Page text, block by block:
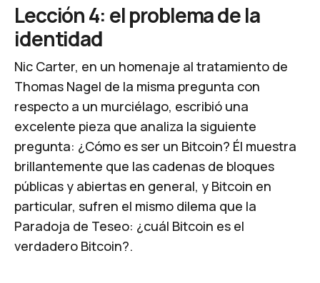
Lección 4: el problema de la
identidad
Nic Carter, en un homenaje al tratamiento de
Thomas Nagel de la misma pregunta con
respecto a un murciélago, escribió una
excelente pieza que analiza la siguiente
pregunta: ¿Cómo es ser un Bitcoin? Él muestra
brillantemente que las cadenas de bloques
públicas y abiertas en general, y Bitcoin en
particular, sufren el mismo dilema que la
Paradoja de Teseo: ¿cuál Bitcoin es el
verdadero Bitcoin?.